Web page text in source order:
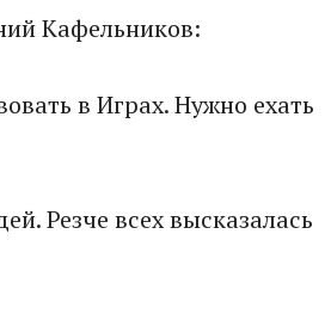
Кафельников:
в Играх. Нужно ехать
Резче всех высказалась